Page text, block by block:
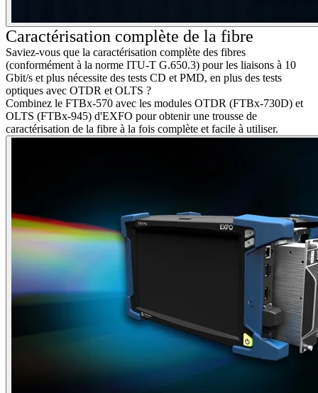
Caractérisation complète de la fibre
Saviez-vous que la caractérisation complète des fibres
(conformément à la norme ITU-T G.650.3) pour les liaisons à 10
Gbit/s et plus nécessite des tests CD et PMD, en plus des tests
optiques avec OTDR et OLTS ?
Combinez le FTBx-570 avec les modules OTDR (FTBx-730D) et
OLTS (FTBx-945) d'EXFO pour obtenir une trousse de
caractérisation de la fibre à la fois complète et facile à utiliser.